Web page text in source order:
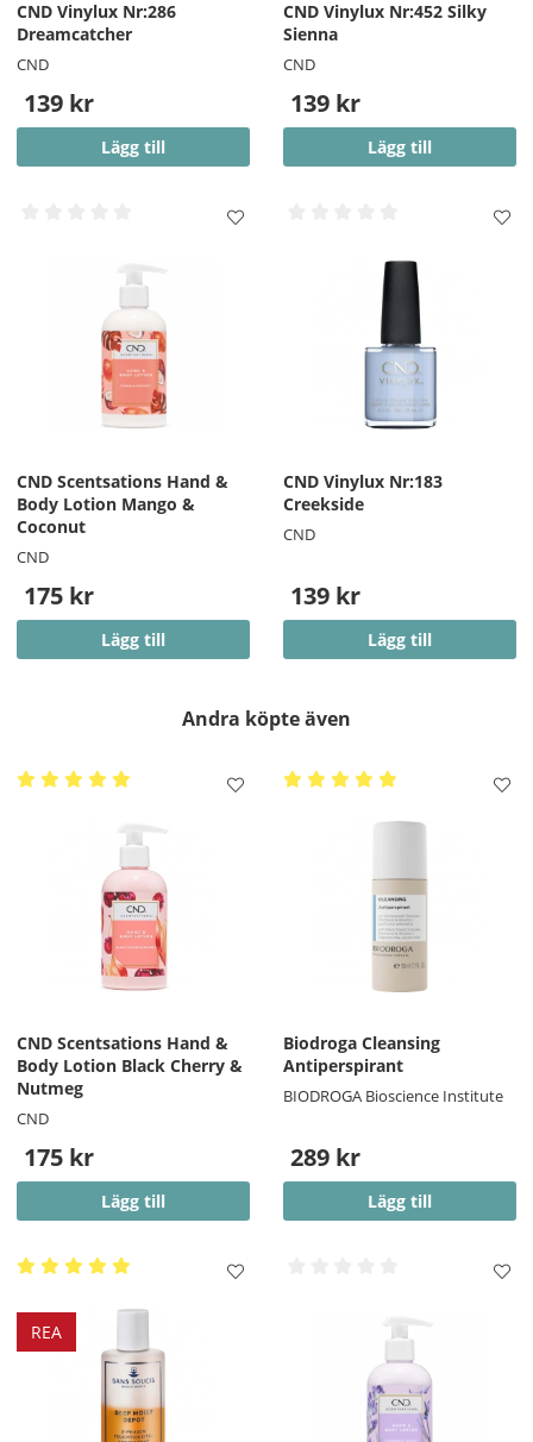
CND Vinylux Nr:286
Dreamcatcher
CND
139 kr
Lägg till
CND Vinylux Nr:452 Silky
Sienna
CND
139 kr
Lägg till
CND Scentsations Hand &
Body Lotion Mango &
Coconut
CND
175 kr
Lägg till
CND Vinylux Nr:183
Creekside
CND
139 kr
Lägg till
Andra köpte även
CND Scentsations Hand &
Body Lotion Black Cherry &
Nutmeg
CND
175 kr
Lägg till
Biodroga Cleansing
Antiperspirant
BIODROGA Bioscience Institute
289 kr
Lägg till
REA